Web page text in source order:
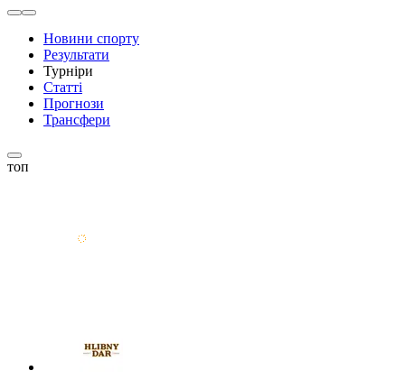
Новини спорту
Результати
Турніри
Статті
Прогнози
Трансфери
топ